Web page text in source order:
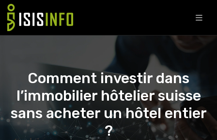
Comment investir dans
l’immobilier hôtelier suisse
sans acheter un hôtel entier
?